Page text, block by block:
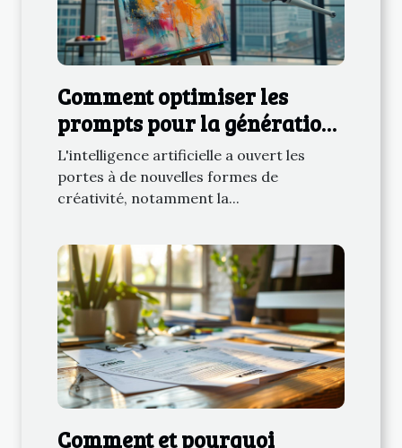
Comment optimiser les
prompts pour la génération
d'images par IA
L'intelligence artificielle a ouvert les
portes à de nouvelles formes de
créativité, notamment la...
Comment et pourquoi